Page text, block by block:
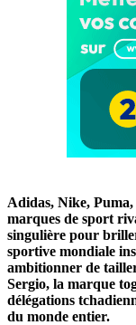
Adidas, Nike,
marques de sport
singulière pour
sportive mondiale
ambitionner de
Sergio, la marque
délégations
du monde entier.